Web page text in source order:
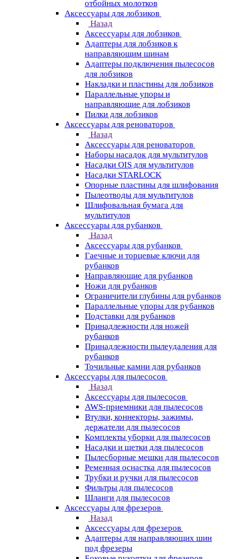
отбойных молотков
Аксессуары для лобзиков
Назад
Аксессуары для лобзиков
Адаптеры для лобзиков к
направляющим шинам
Адаптеры подключения пылесосов
для лобзиков
Накладки и пластины для лобзиков
Параллельные упоры и
направляющие для лобзиков
Пилки для лобзиков
Аксессуары для реноваторов
Назад
Аксессуары для реноваторов
Наборы насадок для мультитулов
Насадки OIS для мультитулов
Насадки STARLOCK
Опорные пластины для шлифования
Пылеотводы для мультитулов
Шлифовальная бумага для
мультитулов
Аксессуары для рубанков
Назад
Аксессуары для рубанков
Гаечные и торцевые ключи для
рубанков
Направляющие для рубанков
Ножи для рубанков
Ограничители глубины для рубанков
Параллельные упоры для рубанков
Подставки для рубанков
Принадлежности для ножей
рубанков
Принадлежности пылеудаления для
рубанков
Точильные камни для рубанков
Аксессуары для пылесосов
Назад
Аксессуары для пылесосов
AWS-приемники для пылесосов
Втулки, коннекторы, зажимы,
держатели для пылесосов
Комплекты уборки для пылесосов
Насадки и щетки для пылесосов
Пылесборные мешки для пылесосов
Ременная оснастка для пылесосов
Трубки и ручки для пылесосов
Фильтры для пылесосов
Шланги для пылесосов
Аксессуары для фрезеров
Назад
Аксессуары для фрезеров
Адаптеры для направляющих шин
под фрезеры